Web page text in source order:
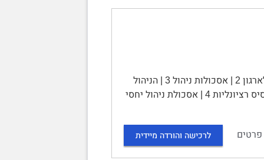
התנהגות ארגונית מיקרו | תוכן עניינים | המתח המובנה במפגש בין יחיד לארגון 2 | אסכולות ניהול 3 | הניהול
המדעי של טיילור 3 | הארגון הבירוקרטי של ובר 4 | הבדלים בין ובר לטיילור על בסיס רציונליות 4 | אסכולת ניהול יחסי
פרטים לרכישה והורדה מיידית